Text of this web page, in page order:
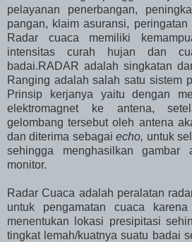
pelayanan penerbangan,
pangan, klaim asuransi,
Radar cuaca memiliki
intensitas curah hujan dan
badai.RADAR adalah singkatan
Ranging adalah salah satu sistem
Prinsip kerjanya yaitu dengan
elektromagnet ke antena,
gelombang tersebut oleh antena
dan diterima sebagaiecho, untuk
sehingga menghasilkan
monitor.
Radar Cuaca adalah peralatan
untuk pengamatan cuaca
menentukan lokasi presipitasi
tingkat lemah/kuatnya suatu badai